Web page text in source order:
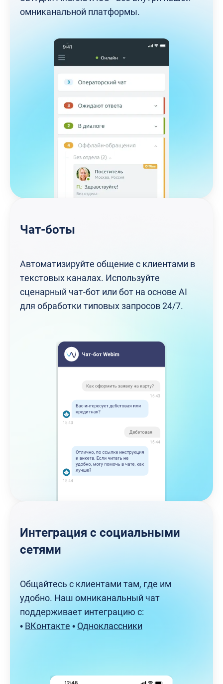
омниканальной платформы.
Чат-боты
Автоматизируйте общение с клиентами в
текстовых каналах. Используйте
сценарный чат-бот или бот на основе AI
для обработки типовых запросов 24/7.
Интеграция с социальными
сетями
Общайтесь с клиентами там, где им
удобно. Наш омниканальный чат
поддерживает интеграцию с:
• ВКонтакте • Одноклассники